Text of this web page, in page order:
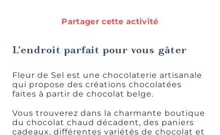
Boutiques
Partager cette activité
L’endroit parfait pour vous gâter
Fleur de Sel est une chocolaterie artisanale
qui propose des créations chocolatées
faites à partir de chocolat belge.
Vous trouverez dans la charmante boutique
du chocolat chaud décadent, des paniers
cadeaux, différentes variétés de chocolat et